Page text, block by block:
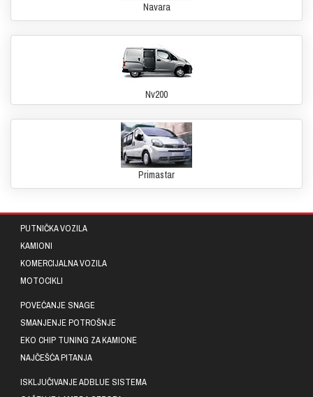
Navara
Nv200
Primastar
PUTNIČKA VOZILA
KAMIONI
KOMERCIJALNA VOZILA
MOTOCIKLI
POVEĆANJE SNAGE
SMANJENJE POTROŠNJE
EKO CHIP TUNING ZA KAMIONE
NAJČEŠĆA PITANJA
ISKLJUČIVANJE ADBLUE SISTEMA